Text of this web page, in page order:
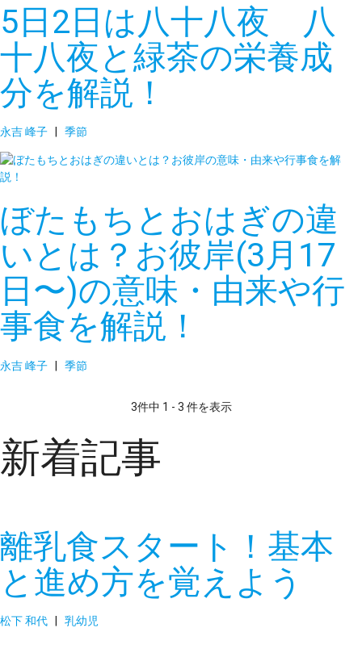
5日2日は八十八夜 八
十八夜と緑茶の栄養成
分を解説！
永吉 峰子 | 季節
ぼたもちとおはぎの違
いとは？お彼岸(3月17
日〜)の意味・由来や行
事食を解説！
永吉 峰子 | 季節
3件中 1 - 3 件を表示
新着記事
離乳食スタート！基本
と進め方を覚えよう
松下 和代 乳幼児